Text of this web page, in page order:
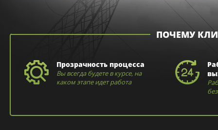
ПОЧЕМУ
Прозрачность процесса
Вы всегда будете в курсе, на
каком этапе идет работа